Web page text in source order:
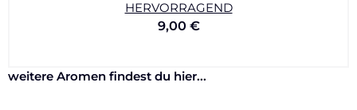
HERVORRAGEND
9,00 €
weitere Aromen findest du hier...